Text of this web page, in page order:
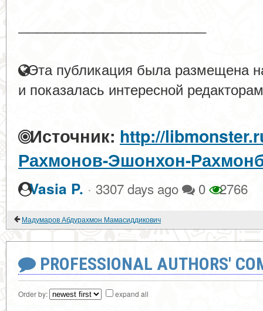
Эта публикация была размещена
и показалась интересной
Источник: http://
Рахмонов-Эшонхон-
Vasia P. · 3307 days ago 0 2766
Мадумаров Абдурахмон Мамасиддикович
PROFESSIONAL AUTHORS'
Order by: expand all